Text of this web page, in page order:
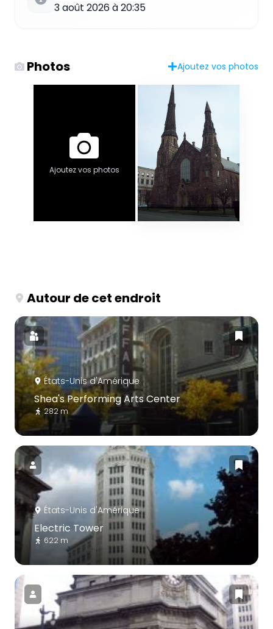
3 août 2026 à 20:35
Photos Ajoutez vos photos
Ajoutez vos photos
Autour de cet endroit
États-Unis d'Amérique
Shea's Performing Arts Center
282 m
États-Unis d'Amérique
Electric Tower
622 m